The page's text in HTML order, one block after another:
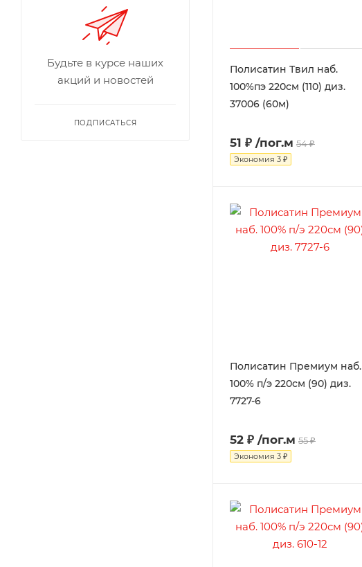
Полисатин Твил наб.
100%пэ 220см (110) диз.
37006 (60м)
51 ₽ /пог.м 54 ₽
Экономия 3 ₽
Полисатин Премиум наб.
100% п/э 220см (90) диз.
7727-6
52 ₽ /пог.м 55 ₽
Экономия 3 ₽
Будьте в курсе наших
акций и новостей
ПОДПИСАТЬСЯ